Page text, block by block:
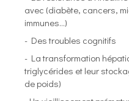
avec (diabète, cancers,
immunes...)
- Des troubles cognitifs
- La transformation
triglycérides et leur
de poids)